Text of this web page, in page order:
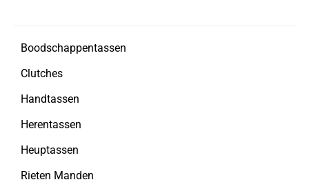
Boodschappentassen
Clutches
Handtassen
Herentassen
Heuptassen
Rieten Manden